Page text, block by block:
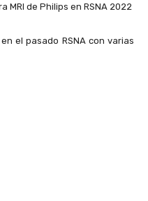
MRI de Philips en RSNA 2022
el pasado RSNA con varias